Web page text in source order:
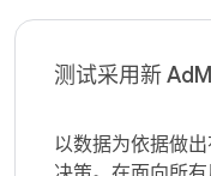
测试采用新
以数据为依据做